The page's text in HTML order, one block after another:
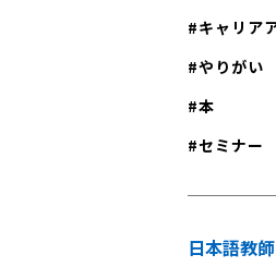
キャリア
やりがい
本
セミナー
日本語教